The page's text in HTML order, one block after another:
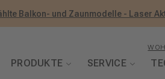
Balkon- und Zaunmodelle - Laser
PRODUKTE SERVICE